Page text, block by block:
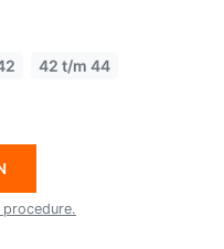
42 t/m 44
procedure.